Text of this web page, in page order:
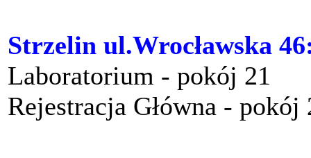
Strzelin ul.Wrocławska
Laboratorium - pokój 21
Rejestracja Główna -